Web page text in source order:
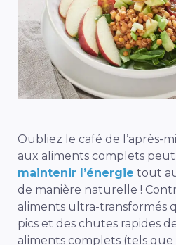
Oubliez le café de l’après-
aux aliments complets peut
maintenir l’énergie tout
de manière naturelle !
aliments ultra-transformés
pics et des chutes rapides
aliments complets (tels que